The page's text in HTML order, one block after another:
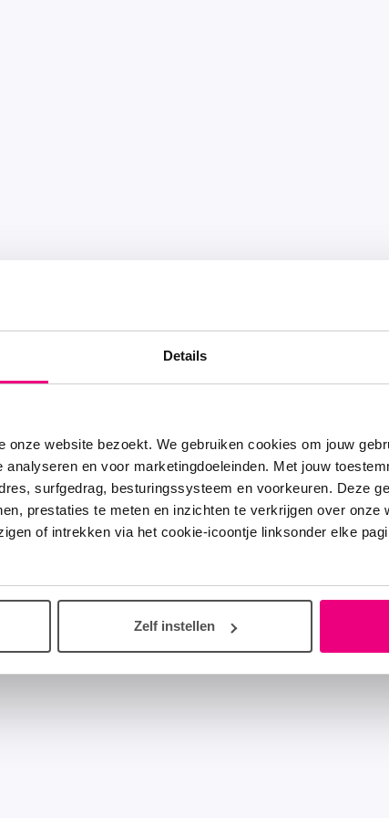
Details
onze website bezoekt. We gebruiken cookies om jouw
en voor marketingdoeleinden. Met jouw
surfgedrag, besturingssysteem en voorkeuren. Deze
prestaties te meten en inzichten te verkrijgen over onze
of intrekken via het cookie-icoontje linksonder elke
Zelf instellen